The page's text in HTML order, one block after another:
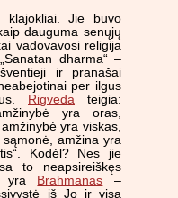
klajokliai. Jie buvo
dauguma senųjų
vadovavosi religija
dharma“ –
ir pranašai
per ilgus
Rigveda teigia:
yra oras,
yra viskas,
amžina yra
Kodėl? Nes jie
to neapsireiškęs
yra Brahmanas –
iš Jo ir visa